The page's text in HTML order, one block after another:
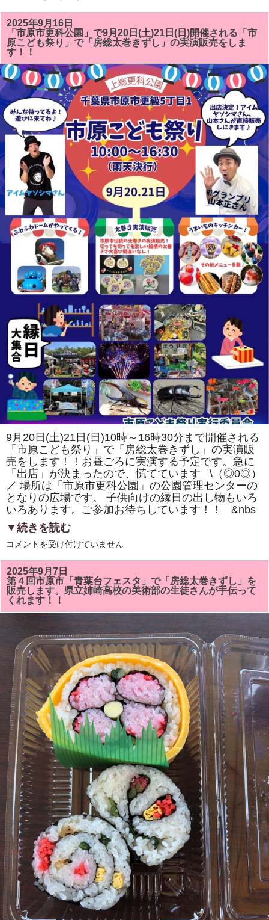
太
巻
き
ず
し
教
室
に、
静
岡
沼
津
市、
館
市、
袖
ケ
市、
市
川
市、
市、
市、
郡
大
多
喜
町、
夷
隅
郡
御
宿
町、
市
原
市
よ
り
ご
参
加
あ
り
が
と
う
ざ
い
ま
た!!
は
2025年9月16日
「市原市更科公園」で9月20日(土)21日(日)開催される「市
原こども祭り」で「房総太巻きずし」の実演販売をしま
す！！
9月20日(土)21日(日)10時～16時30分まで開催される
「市原こども祭り」で「房総太巻きずし」の実演販
売をします！！お昼ごろに実演する予定です。急に
「出店」が決まったので、慌てています \（◎0◎）
／ 場所は「市原市更科公園」の公園管理センターの
となりの広場です。 子供向けの縁日の出し物もいろ
いろあります。ご参加お待ちしています！！ &nbs
▼続きを読む
「市
市
更
科
公
園」
で
9
20
(土)21
(日)
開
催
さ
れ
る
「市
原
こ
ど
も
祭
り」
で
「房
総
太
巻
き
ず
し」
の
実
演
販
売
を
し
す！！
は
コメントを受け付けていません
2025年9月7日
第４回市原市「青葉台フェスタ」で「房総太巻きずし」を
販売します。県立姉崎高校の美術部の生徒さんが手伝って
くれます！！